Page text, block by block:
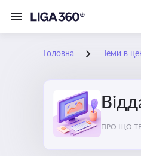
Головна Теми в
ПРО ЩО